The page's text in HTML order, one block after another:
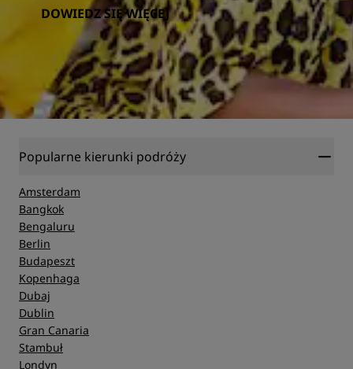
DOWIEDZ SIĘ WIĘCEJ
Popularne kierunki podróży
Amsterdam
Bangkok
Bengaluru
Berlin
Budapeszt
Kopenhaga
Dubaj
Dublin
Gran Canaria
Stambuł
Londyn